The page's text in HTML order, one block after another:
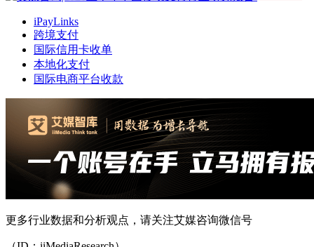
iPayLinks
跨境支付
国际信用卡收单
本地化支付
国际电商平台收款
更多行业数据和分析观点，请关注艾媒咨询微信号